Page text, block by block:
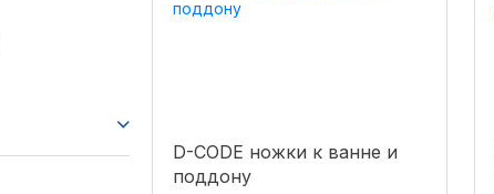
D-CODE ножки к ванне и
поддону